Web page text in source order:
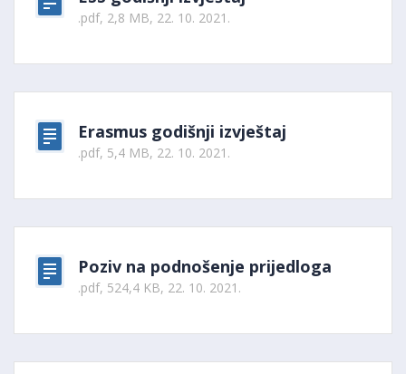
.pdf, 2,8 MB, 22. 10. 2021.
Erasmus godišnji izvještaj
.pdf, 5,4 MB, 22. 10. 2021.
Poziv na podnošenje prijedloga
.pdf, 524,4 KB, 22. 10. 2021.